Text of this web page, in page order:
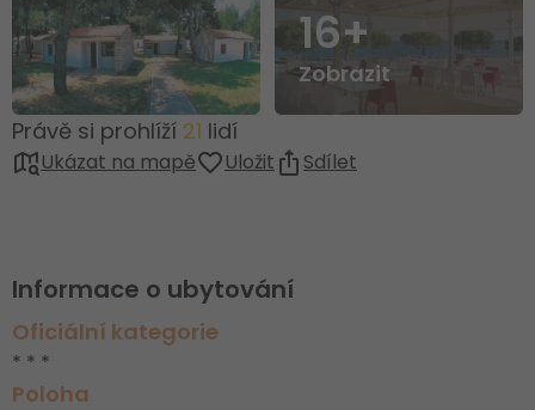
16+
Zobrazit
Právě si prohlíží 21 lidí
Ukázat na mapě Uložit Sdílet
Informace o ubytování
Oficiální kategorie
* * *
Poloha